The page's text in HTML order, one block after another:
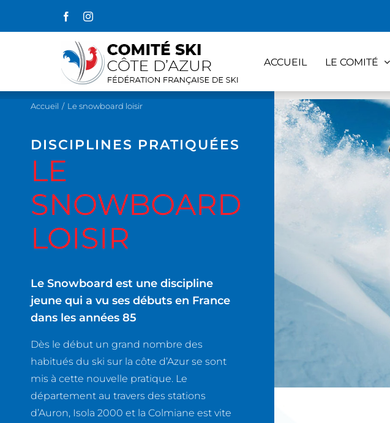
FacebookInstagram
ACCUEIL LE COMITÉ
Accueil / Le snowboard loisir
DISCIPLINES PRATIQUÉES
LE
SNOWBOARD
LOISIR
Le Snowboard est une discipline
jeune qui a vu ses débuts en France
dans les années 85
Dès le début un grand nombre des
habitués du ski sur la côte d’Azur se sont
mis à cette nouvelle pratique. Le
département au travers des stations
d’Auron, Isola 2000 et la Colmiane est vite